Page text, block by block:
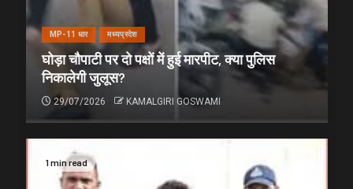
MP-11 धार मध्यप्रदेश
घोड़ा चौपाटी पर दो पक्षों में हुई मारपीट, क्या पुलिस
निकालेगी जुलूस?
29/07/2026 KAMALGIRI GOSWAMI
1 min read